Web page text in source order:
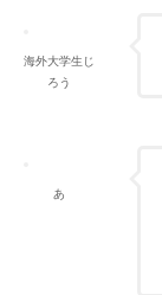
海外大学生じ
ろう
あ